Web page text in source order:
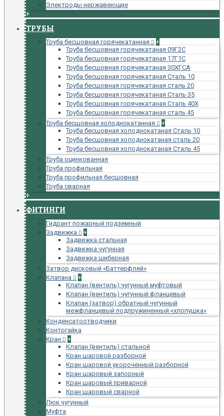
Электроды нержавеющие
+
ТРУБЫ
Труба бесшовная горячекатанная
+
Труба бесшовная горячекатаная 09Г2С
Труба бесшовная горячекатаная 17Г1С
Труба бесшовная горячекатаная 30ХГСА
Труба бесшовная горячекатаная Сталь 10
Труба бесшовная горячекатаная сталь 20
Труба бесшовная горячекатаная Сталь 35
Труба бесшовная горячекатаная Сталь 40Х
Труба бесшовная горячекатаная сталь 45
Труба бесшовная холоднокатанная
+
Труба бесшовная холоднокатаная Сталь 10
Труба бесшовная холоднокатаная сталь 20
Труба бесшовная холоднокатаная Сталь 45
Труба оцинкованная
Труба профильная
Труба профильная бесшовная
Труба сварная
+
ФИТИНГИ
Гидрант пожарный подземный
Задвижка
+
Задвижка стальная
Задвижка чугунная
Задвижка шиберная
Затвор дисковый «Баттерфляй»
Клапана
+
Клапан (вентиль) чугунный муфтовый
Клапан (вентиль) чугунный фланцевый
Клапан (затвор) обратный чугунный
межфланцевый подпружиненный «хлопушка»
Конденсатоотводчики
Контргайка
Кран
+
Клапан (вентиль) стальной
Кран шаровой разборной
Кран шаровой укороченный разборной
Кран шаровый запорный
Кран шаровый приварной
Кран шаровый сварной
Люк чугунный
Муфта